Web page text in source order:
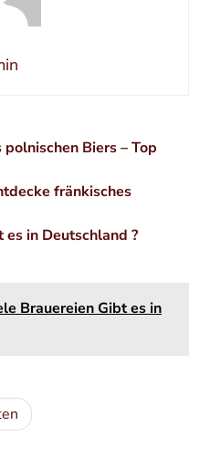
Biers – Top
fränkisches
in Deutschland ?
Brauereien Gibt es in